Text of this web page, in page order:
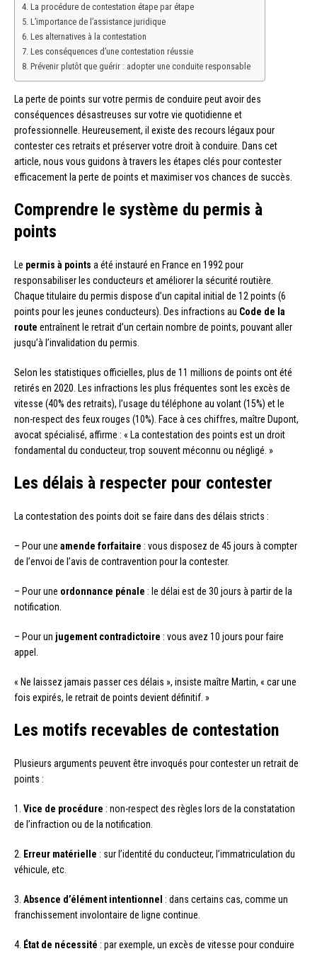
La procédure de contestation étape par étape
L’importance de l’assistance juridique
Les alternatives à la contestation
Les conséquences d’une contestation réussie
Prévenir plutôt que guérir : adopter une conduite responsable
La perte de points sur votre permis de conduire peut avoir des
conséquences désastreuses sur votre vie quotidienne et
professionnelle. Heureusement, il existe des recours légaux pour
contester ces retraits et préserver votre droit à conduire. Dans cet
article, nous vous guidons à travers les étapes clés pour contester
efficacement la perte de points et maximiser vos chances de succès.
Comprendre le système du permis à
points
Le permis à points a été instauré en France en 1992 pour
responsabiliser les conducteurs et améliorer la sécurité routière.
Chaque titulaire du permis dispose d’un capital initial de 12 points (6
points pour les jeunes conducteurs). Des infractions au Code de la
route entraînent le retrait d’un certain nombre de points, pouvant aller
jusqu’à l’invalidation du permis.
Selon les statistiques officielles, plus de 11 millions de points ont été
retirés en 2020. Les infractions les plus fréquentes sont les excès de
vitesse (40% des retraits), l’usage du téléphone au volant (15%) et le
non-respect des feux rouges (10%). Face à ces chiffres, maître Dupont,
avocat spécialisé, affirme : « La contestation des points est un droit
fondamental du conducteur, trop souvent méconnu ou négligé. »
Les délais à respecter pour contester
La contestation des points doit se faire dans des délais stricts :
– Pour une amende forfaitaire : vous disposez de 45 jours à compter
de l’envoi de l’avis de contravention pour la contester.
– Pour une ordonnance pénale : le délai est de 30 jours à partir de la
notification.
– Pour un jugement contradictoire : vous avez 10 jours pour faire
appel.
« Ne laissez jamais passer ces délais », insiste maître Martin, « car une
fois expirés, le retrait de points devient définitif. »
Les motifs recevables de contestation
Plusieurs arguments peuvent être invoqués pour contester un retrait de
points :
1. Vice de procédure : non-respect des règles lors de la constatation
de l’infraction ou de la notification.
2. Erreur matérielle : sur l’identité du conducteur, l’immatriculation du
véhicule, etc.
3. Absence d’élément intentionnel : dans certains cas, comme un
franchissement involontaire de ligne continue.
4. État de nécessité : par exemple, un excès de vitesse pour conduire